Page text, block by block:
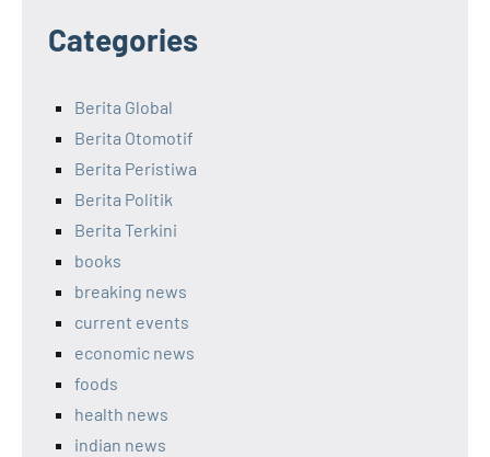
Categories
Berita Global
Berita Otomotif
Berita Peristiwa
Berita Politik
Berita Terkini
books
breaking news
current events
economic news
foods
health news
indian news